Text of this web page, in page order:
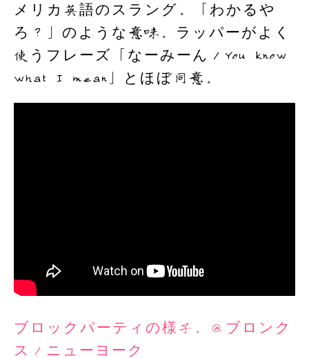
メリカ英語のスラング。「わかるや
ろ？」のような意味。ラッパーがよく
使うフレーズ「なーみーん／You know
what I mean」とほぼ同意。
ブロックパーティの様子。＠ブロンク
ス／ニューヨーク